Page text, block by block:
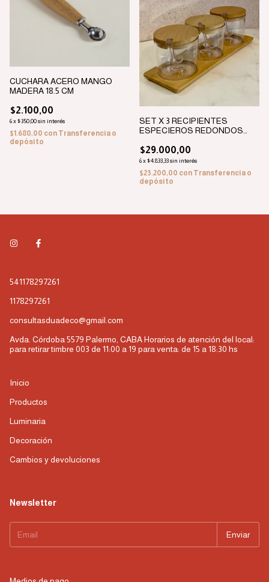
CUCHARA ACERO MANGO
MADERA 18.5 CM
$2.100,00
6x$350,00sin interés
$1.680,00 con Transferencia o
depósito
SET X 3 RECIPIENTES
ESPECIEROS REDONDOS
29X10 CM
$29.000,00
6x$4.833,33sin interés
$23.200,00 con Transferencia o
depósito
541178297261
1178297261
consultasduadeco@gmail.com
Avda. Córdoba 5579 Palermo, CABA Horarios de atención del local:
para retirar timbre 003 de 11:00 a 19 para venta: de 15 a 18:30 hs
Inicio
Productos
Luminaria
Decoración
Cambios y devoluciones
Newsletter